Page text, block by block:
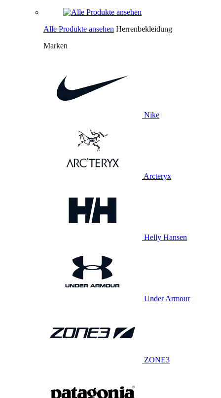
Alle Produkte ansehen Herrenbekleidung
Marken
Nike
Arcteryx
Helly Hansen
Under Armour
ZONE3